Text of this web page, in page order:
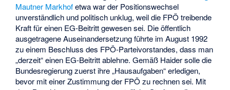
Mautner Markhofetwa war der Positionswechsel
unverständlich und politisch unklug, weil die FPÖ treibende
Kraft für einen EG-Beitritt gewesen sei. Die öffentlich
ausgetragene Auseinandersetzung führte im August 1992
zu einem Beschluss des FPÖ-Parteivorstandes, dass man
„derzeit“ einen EG-Beitritt ablehne. Gemäß Haider solle die
Bundesregierung zuerst ihre „Hausaufgaben“ erledigen,
bevor mit einer Zustimmung der FPÖ zu rechnen sei. Mit